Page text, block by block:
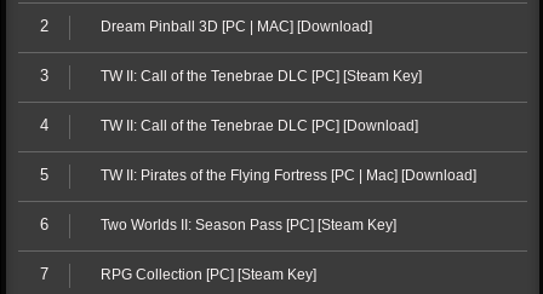
2 Dream Pinball 3D [PC | MAC] [Download]
3 TW II: Call of the Tenebrae DLC [PC] [Steam Key]
4 TW II: Call of the Tenebrae DLC [PC] [Download]
5 TW II: Pirates of the Flying Fortress [PC | Mac] [Download]
6 Two Worlds II: Season Pass [PC] [Steam Key]
7 RPG Collection [PC] [Steam Key]